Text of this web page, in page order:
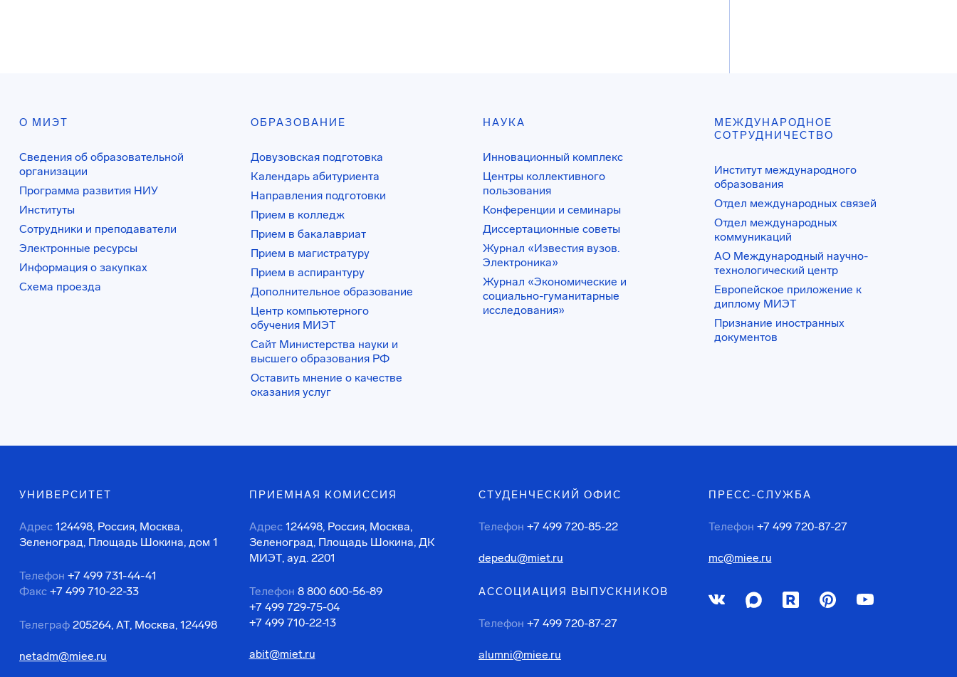
О МИЭТ
Сведения об образовательной
организации
Программа развития НИУ
Институты
Сотрудники и преподаватели
Электронные ресурсы
Информация о закупках
Схема проезда
ОБРАЗОВАНИЕ
Довузовская подготовка
Календарь абитуриента
Направления подготовки
Прием в колледж
Прием в бакалавриат
Прием в магистратуру
Прием в аспирантуру
Дополнительное образование
Центр компьютерного
обучения МИЭТ
Сайт Министерства науки и
высшего образования РФ
Оставить мнение о качестве
оказания услуг
НАУКА
Инновационный комплекс
Центры коллективного
пользования
Конференции и семинары
Диссертационные советы
Журнал «Известия вузов.
Электроника»
Журнал «Экономические и
социально-гуманитарные
исследования»
МЕЖДУНАРОДНОЕ
СОТРУДНИЧЕСТВО
Институт международного
образования
Отдел международных связей
Отдел международных
коммуникаций
АО Международный научно-
технологический центр
Европейское приложение к
диплому МИЭТ
Признание иностранных
документов
УНИВЕРСИТЕТ
Адрес 124498, Россия, Москва,
Зеленоград, Площадь Шокина, дом 1
Телефон +7 499 731-44-41
Факс +7 499 710-22-33
Телеграф 205264, АТ, Москва, 124498
netadm@miee.ru
ПРИЕМНАЯ КОМИССИЯ
Адрес 124498, Россия, Москва,
Зеленоград, Площадь Шокина, ДК
МИЭТ, ауд. 2201
Телефон 8 800 600-56-89
+7 499 729-75-04
+7 499 710-22-13
abit@miet.ru
СТУДЕНЧЕСКИЙ ОФИС
Телефон +7 499 720-85-22
depedu@miet.ru
АССОЦИАЦИЯ ВЫПУСКНИКОВ
Телефон +7 499 720-87-27
alumni@miee.ru
ПРЕСС-СЛУЖБА
Телефон +7 499 720-87-27
mc@miee.ru